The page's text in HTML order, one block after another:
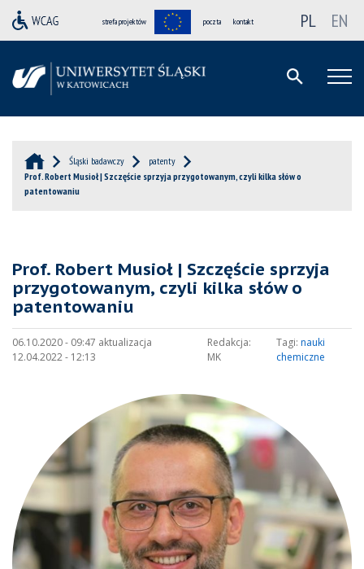
strefa projektów poczta kontakt PL EN
Śląski badawczy
patenty
Prof. Robert Musioł | Szczęście sprzyja przygotowanym, czyli kilka słów o
patentowaniu
Prof. Robert Musioł | Szczęście sprzyja
przygotowanym, czyli kilka słów o
patentowaniu
06.10.2020 - 09:47 aktualizacja
12.04.2022 - 12:13
Redakcja:
MK
Tagi: nauki
chemiczne